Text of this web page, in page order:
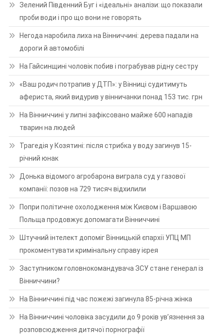
Зелений Південний Буг і «ідеальні» аналізи: що показали
проби води і про що вони не говорять
Негода наробила лиха на Вінниччині: дерева падали на
дороги й автомобілі
На Гайсинщині чоловік побив і пограбував рідну сестру
«Ваш родич потрапив у ДТП»: у Вінниці судитимуть
афериста, який видурив у вінничанки понад 153 тис. грн
На Вінниччині у липні зафіксовано майже 600 нападів
тварин на людей
Трагедія у Козятині: після стрибка у воду загинув 15-
річний юнак
Донька відомого агробарона виграла суд у газової
компанії: позов на 729 тисяч відхилили
Попри політичне охолодження між Києвом і Варшавою
Польща продовжує допомагати Вінниччині
Штучний інтелект допоміг Вінницькій єпархії УПЦ МП
прокоментувати кримінальну справу ієрея
Заступником головнокомандувача ЗСУ стане генерал із
Вінниччини?
На Вінниччині під час пожежі загинула 85-річна жінка
На Вінниччині чоловіка засудили до 9 років ув’язнення за
розповсюдження дитячої порнографії